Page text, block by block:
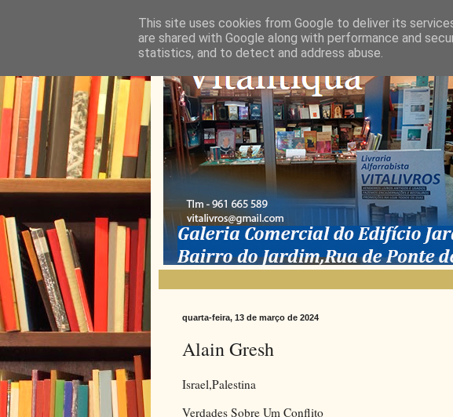
quarta-feira, 13 de março de 2024
Alain Gresh
Israel,Palestina
Verdades Sobre Um Conflito
This site uses cookies from Google to deliver its
are shared with Google along with performance and
statistics, and to detect and address abuse.